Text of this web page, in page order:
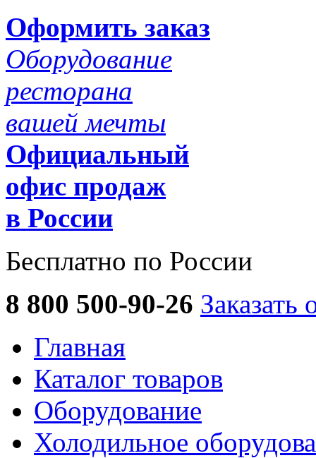
Оформить заказ
Оборудование
ресторана
вашей мечты
Официальный
офис продаж
в России
Бесплатно по России
8 800 500-90-26 Заказать
Главная
Каталог товаров
Оборудование
Холодильное